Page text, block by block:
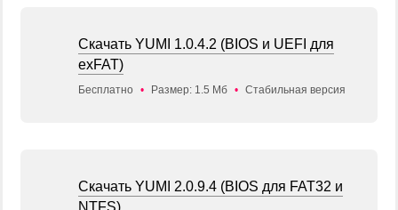
Скачать YUMI 1.0.4.2 (BIOS и UEFI для
exFAT)
Бесплатно • Размер: 1.5 Мб • Стабильная версия
Скачать YUMI 2.0.9.4 (BIOS для FAT32 и
NTFS)